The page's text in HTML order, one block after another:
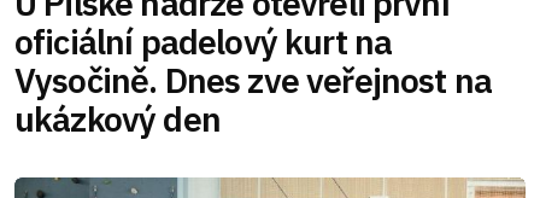
oficiální padelový kurt na
Vysočině. Dnes zve veřejnost na
ukázkový den